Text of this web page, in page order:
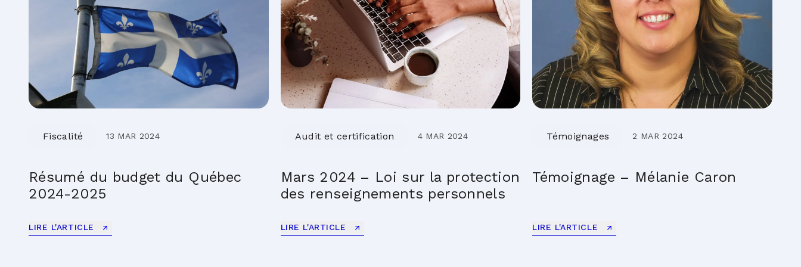
Fiscalité 13 MAR 2024
Résumé du budget du Québec
2024-2025
LIRE L'ARTICLE
Audit et certification 4 MAR 2024
Mars 2024 – Loi sur la protection
des renseignements personnels
LIRE L'ARTICLE
Témoignages 2 MAR 2024
Témoignage – Mélanie Caron
LIRE L'ARTICLE